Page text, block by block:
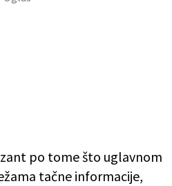
po tome što uglavnom
tačne informacije,